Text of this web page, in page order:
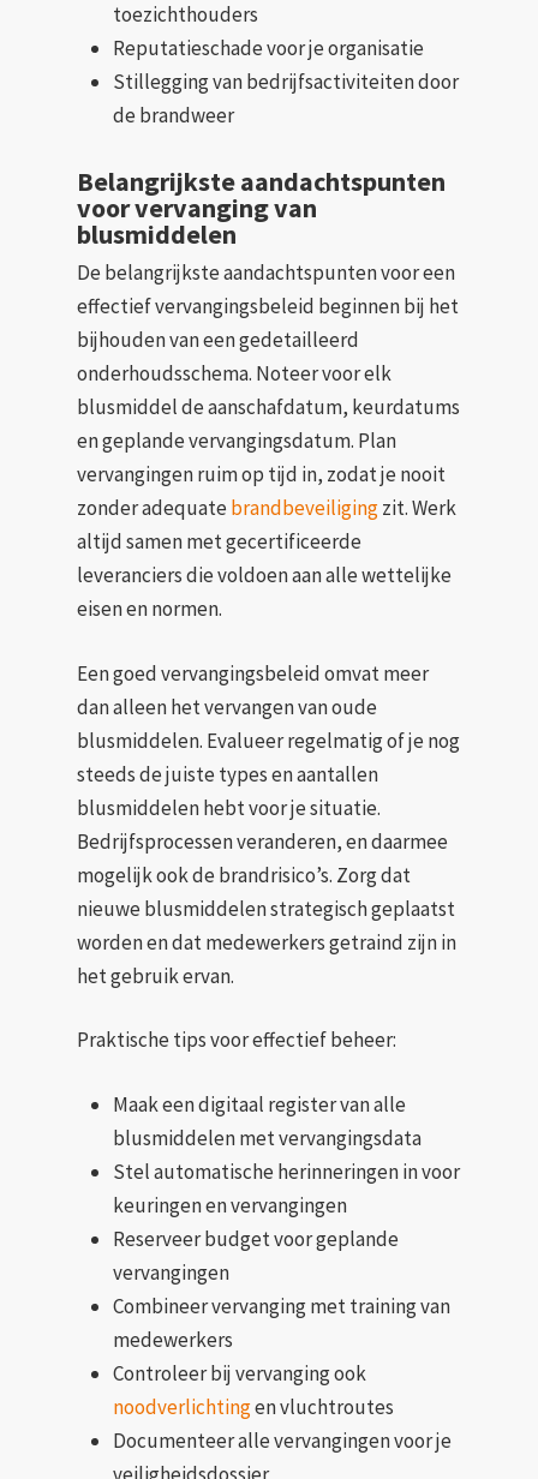
toezichthouders
Reputatieschade voor je organisatie
Stillegging van bedrijfsactiviteiten door
de brandweer
Belangrijkste aandachtspunten
voor vervanging van
blusmiddelen
De belangrijkste aandachtspunten voor een
effectief vervangingsbeleid beginnen bij het
bijhouden van een gedetailleerd
onderhoudsschema. Noteer voor elk
blusmiddel de aanschafdatum, keurdatums
en geplande vervangingsdatum. Plan
vervangingen ruim op tijd in, zodat je nooit
zonder adequatebrandbeveiligingzit. Werk
altijd samen met gecertificeerde
leveranciers die voldoen aan alle wettelijke
eisen en normen.
Een goed vervangingsbeleid omvat meer
dan alleen het vervangen van oude
blusmiddelen. Evalueer regelmatig of je nog
steeds de juiste types en aantallen
blusmiddelen hebt voor je situatie.
Bedrijfsprocessen veranderen, en daarmee
mogelijk ook de brandrisico’s. Zorg dat
nieuwe blusmiddelen strategisch geplaatst
worden en dat medewerkers getraind zijn in
het gebruik ervan.
Praktische tips voor effectief beheer:
Maak een digitaal register van alle
blusmiddelen met vervangingsdata
Stel automatische herinneringen in voor
keuringen en vervangingen
Reserveer budget voor geplande
vervangingen
Combineer vervanging met training van
medewerkers
Controleer bij vervanging ook
noodverlichtingen vluchtroutes
Documenteer alle vervangingen voor je
veiligheidsdossier